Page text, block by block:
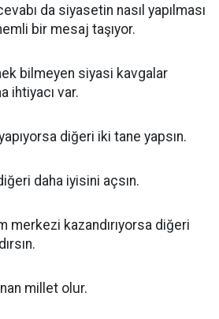
da siyasetin nasıl yapılması
bir mesaj taşıyor.
bilmeyen siyasi kavgalar
ihtiyacı var.
diğeri iki tane yapsın.
daha iyisini açsın.
merkezi kazandırıyorsa diğeri
millet olur.